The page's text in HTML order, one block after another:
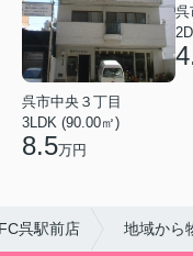
呉市中央３丁目
3LDK (90.00㎡)
8.5万円
呉
呉駅前店 地域から